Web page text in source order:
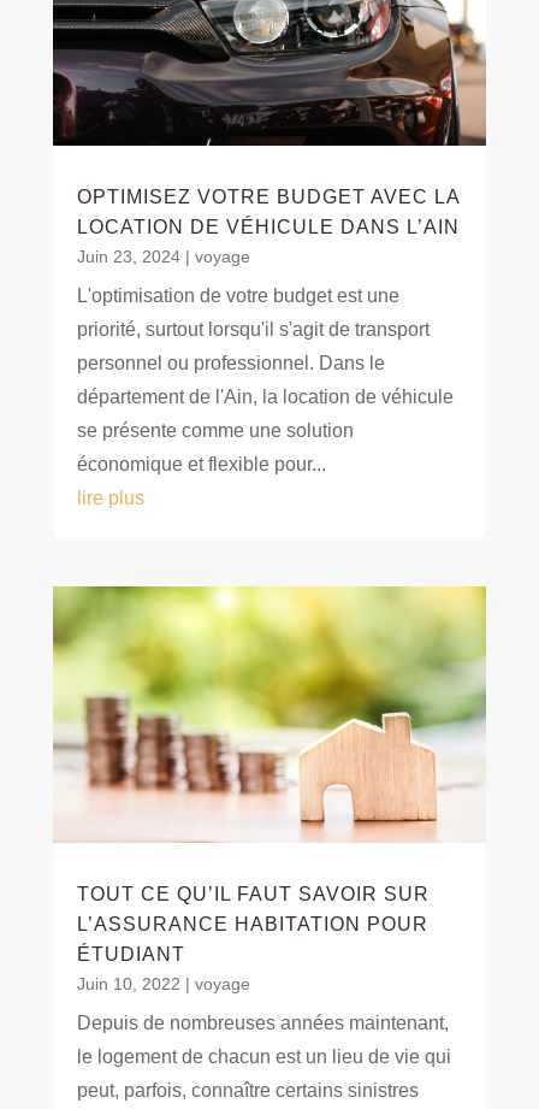
OPTIMISEZ VOTRE BUDGET AVEC LA
LOCATION DE VÉHICULE DANS L’AIN
Juin 23, 2024| voyage
L'optimisation de votre budget est une
priorité, surtout lorsqu'il s'agit de transport
personnel ou professionnel. Dans le
département de l'Ain, la location de véhicule
se présente comme une solution
économique et flexible pour...
lire plus
TOUT CE QU’IL FAUT SAVOIR SUR
L’ASSURANCE HABITATION POUR
ÉTUDIANT
Juin 10, 2022 | voyage
Depuis de nombreuses années maintenant,
le logement de chacun est un lieu de vie qui
peut, parfois, connaître certains sinistres